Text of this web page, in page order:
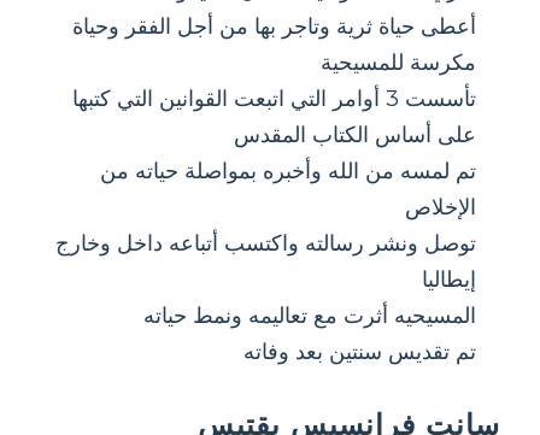
أعطى حياة ثرية وتاجر بها من أجل الفقر وحياة
مكرسة للمسيحية
تأسست 3 أوامر التي اتبعت القوانين التي كتبها
على أساس الكتاب المقدس
تم لمسه من الله وأخبره بمواصلة حياته من
الإخلاص
توصل ونشر رسالته واكتسب أتباعه داخل وخارج
إيطاليا
المسيحيه أثرت مع تعاليمه ونمط حياته
تم تقديس سنتين بعد وفاته
سانت فرانسيس يقتبس